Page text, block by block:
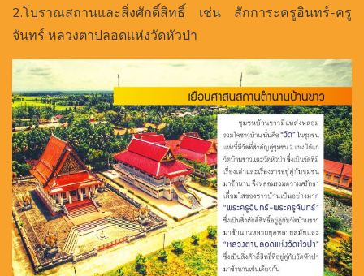
2.โบราณสถานและสิ่งศักดิ์สิทธิ์ เช่น สักการะครูอินทร์-ครู
จันทร์ หลวงตาปลอดแห่งวัดหัวป่า